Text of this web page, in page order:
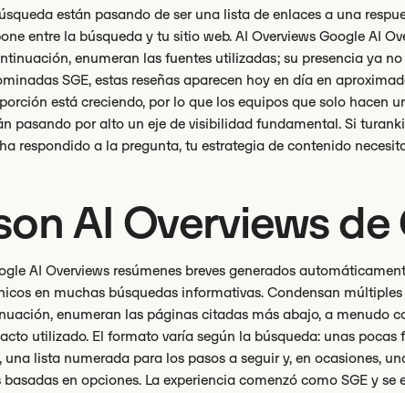
están pasando de ser una lista de enlaces a una
entre la búsqueda y tu sitio web. AI Overviews Google AI
enumeran las fuentes utilizadas; su presencia ya
SGE, estas reseñas aparecen hoy en día en
está creciendo, por lo que los equipos que solo hacen
pasando por alto un eje de visibilidad fundamental. Si
respondido a la pregunta, tu estrategia de contenido
AI Overviews de
AI Overviews resúmenes breves generados
en muchas búsquedas informativas. Condensan
enumeran las páginas citadas más abajo, a menudo
utilizado. El formato varía según la búsqueda: unas pocas
una lista numerada para los pasos a seguir y, en ocasiones,
en opciones. La experiencia comenzó como SGE y